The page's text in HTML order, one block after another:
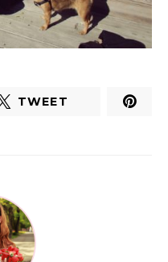
TWEET